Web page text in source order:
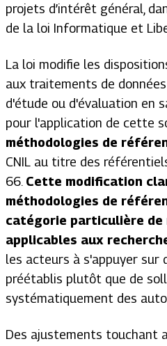
projets d’intérêt général,
de la loi Informatique et
La loi modifie les
aux traitements de
d'étude ou d'évaluation en
pour l'application de cette
méthodologies de
CNIL au titre des
66. Cette modification
méthodologies de
catégorie particulière
applicables aux
les acteurs à s'appuyer sur
préétablis plutôt que de
systématiquement des
Des ajustements touchant